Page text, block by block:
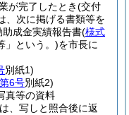
が完了したとき(交付
、次に掲げる書類等を
成金実績報告書(様式
」という。)を市長に
別紙1)
6号別紙2)
真等の資料
、写しと照合後に返